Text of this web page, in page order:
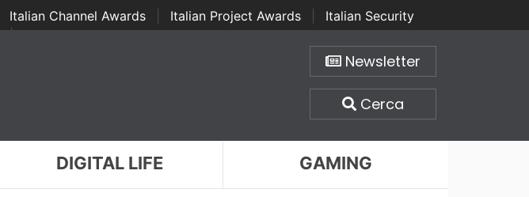
Italian Channel Awards Italian Project Awards
Italian Security
| ...
Newsletter
Cerca
DIGITAL LIFE GAMING